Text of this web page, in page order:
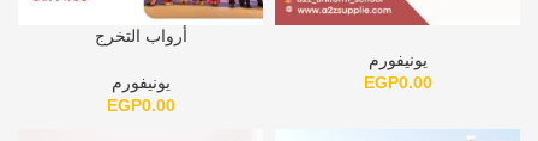
يونيفورم
EGP0.00
أرواب التخرج
يونيفورم
EGP0.00